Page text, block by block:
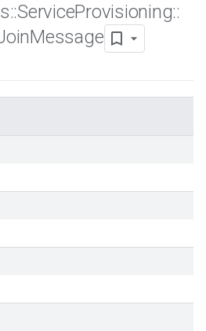
::ServiceProvisioning::
Message